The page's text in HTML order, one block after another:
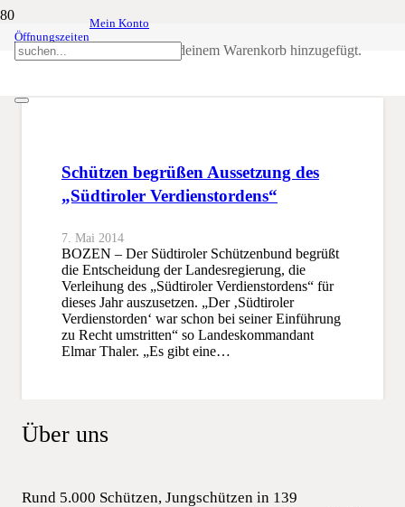
Öffnungszeiten
Mein Konto
wurde deinem Warenkorb hinzugefügt.
Südtiroler Verdienstorden
Schützen begrüßen Aussetzung des
„Südtiroler Verdienstordens“
7. Mai 2014
BOZEN – Der Südtiroler Schützenbund begrüßt
die Entscheidung der Landesregierung, die
Verleihung des „Südtiroler Verdienstordens“ für
dieses Jahr auszusetzen. „Der ‚Südtiroler
Verdienstorden‘ war schon bei seiner Einführung
zu Recht umstritten“ so Landeskommandant
Elmar Thaler. „Es gibt eine…
Über uns
Rund 5.000 Schützen, Jungschützen in 139